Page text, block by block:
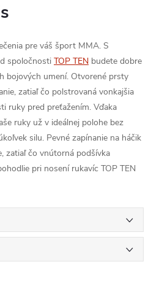
pre váš šport MMA. S
spoločnosti TOP TEN budete dobre
bojových umení. Otvorené prsty
zatiaľ čo polstrovaná vonkajšia
ruky pred preťažením. Vďaka
ruky už v ideálnej polohe bez
silu. Pevné zapínanie na háčik
zatiaľ čo vnútorná podšívka
pri nosení rukavíc TOP TEN